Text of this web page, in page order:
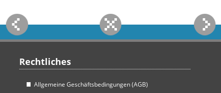
Rechtliches
Allgemeine Geschäftsbedingungen (AGB)